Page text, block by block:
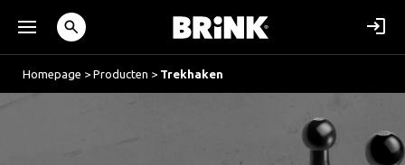
Homepage > Producten > Trekhaken